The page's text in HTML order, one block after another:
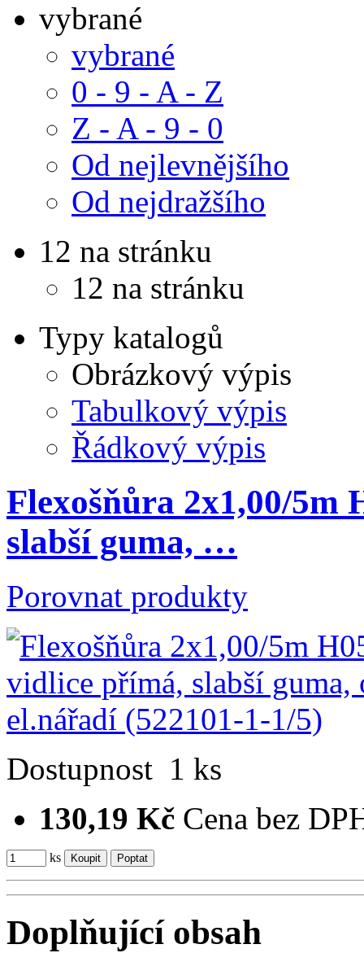
vybrané
vybrané
0 - 9 - A - Z
Z - A - 9 - 0
Od nejlevnějšího
Od nejdražšího
12 na stránku
12 na stránku
Typy katalogů
Obrázkový výpis
Tabulkový výpis
Řádkový výpis
Flexošňůra 2x1,00/5m
slabší guma, …
Porovnat produkty
Dostupnost 1 ks
130,19 Kč Cena bez
ks
Doplňující obsah